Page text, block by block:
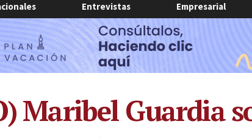
Entrevistas Empresarial
Maribel Guardia